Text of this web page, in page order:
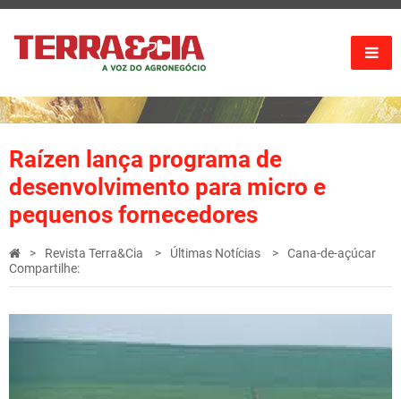
Raízen lança programa de
desenvolvimento para micro e
pequenos fornecedores
Revista Terra&Cia Últimas Notícias
Cana-de-açúcar
Compartilhe: